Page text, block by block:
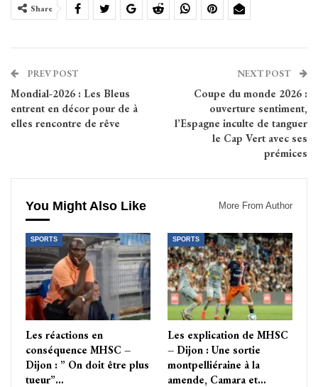
Share
PREV POST
Mondial-2026 : Les Bleus
entrent en décor pour de à
elles rencontre de rêve
NEXT POST
Coupe du monde 2026 :
ouverture sentiment,
l’Espagne inculte de tanguer
le Cap Vert avec ses
prémices
You Might Also Like More From Author
SPORTS
Les réactions en
conséquence MHSC –
Dijon : ” On doit être plus
tueur”…
SPORTS
Les explication de MHSC
– Dijon : Une sortie
montpelliéraine à la
amende, Camara et…